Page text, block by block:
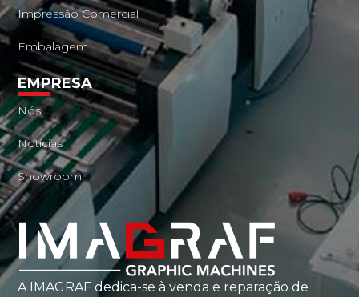
A IMAGRAF dedica-se à venda e reparação de
Impressão Comercial
Embalagem
EMPRESA
Nós
Notícias
Showroom